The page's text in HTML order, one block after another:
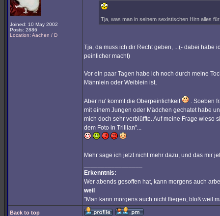
Joined: 10 May 2002
Posts: 2886
Location: Aachen / D
Tja, was man in seinem sexistischen Hirn alles
Tja, da muss ich dir Recht geben, ...(- dabei habe
peinlicher macht)
Vor ein paar Tagen habe ich noch durch meine
Männlein oder Weiblein ist,
Aber nu' kommt die Oberpeinlichkeit
. Soeben
mit einem Jungen oder Mädchen gechatet habe
mich doch sehr verblüffte. Auf meine Frage wieso
dem Foto in Trillian"...
Mehr sage ich jetzt nicht mehr dazu, und das mir
Erkenntnis:
Wer abends gesoffen hat, kann morgens auch
weil
"Man kann morgens auch nicht fliegen, bloß weil
Back to top